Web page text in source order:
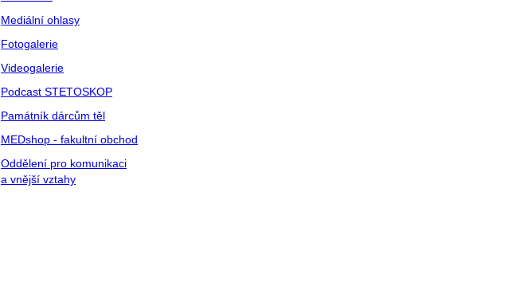
Mediální ohlasy
Fotogalerie
Videogalerie
Podcast STETOSKOP
Památník dárcům těl
MEDshop - fakultní obchod
Oddělení pro komunikaci
a vnější vztahy